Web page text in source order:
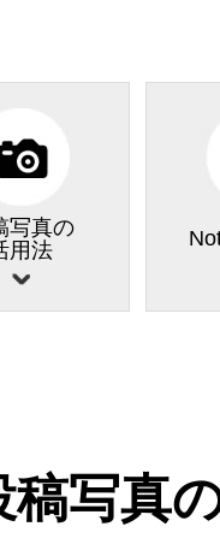
写真の
用法
稿写真